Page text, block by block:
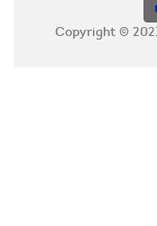
Copyright ©